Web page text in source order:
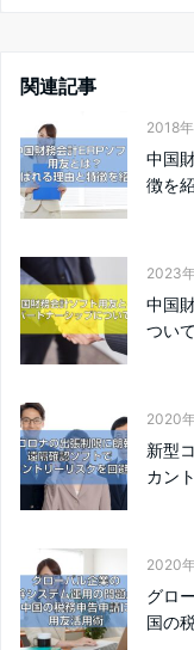
関連記事
2018
中国
徴を
2023
中国
ついて
2020
新型
カン
2020
グロ
国の